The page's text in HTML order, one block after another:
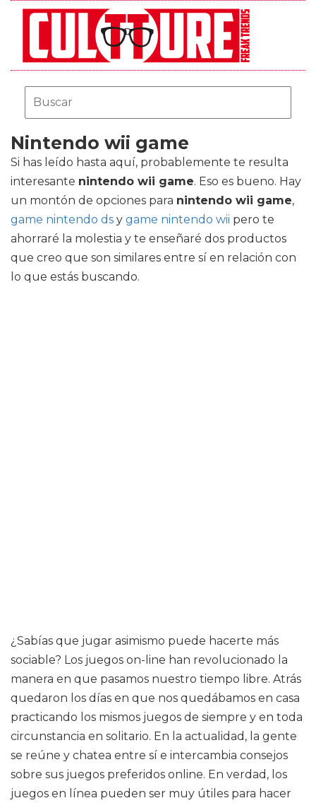
Nintendo wii game
Si has leído hasta aquí, probablemente te resulta
interesante nintendo wii game. Eso es bueno. Hay
un montón de opciones para nintendo wii game,
game nintendo ds y game nintendo wii pero te
ahorraré la molestia y te enseñaré dos productos
que creo que son similares entre sí en relación con
lo que estás buscando.
¿Sabías que jugar asimismo puede hacerte más
sociable? Los juegos on-line han revolucionado la
manera en que pasamos nuestro tiempo libre. Atrás
quedaron los días en que nos quedábamos en casa
practicando los mismos juegos de siempre y en toda
circunstancia en solitario. En la actualidad, la gente
se reúne y chatea entre sí e intercambia consejos
sobre sus juegos preferidos online. En verdad, los
juegos en línea pueden ser muy útiles para hacer